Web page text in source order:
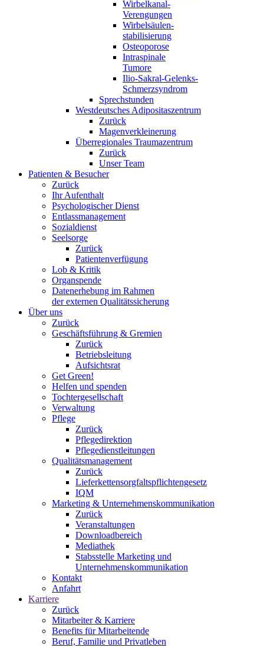
Wirbelkanal-
Verengungen
Wirbelsäulen-
stabilisierung
Osteoporose
Intraspinale
Tumore
Ilio-Sakral-Gelenks-
Schmerzsyndrom
Sprechstunden
Westdeutsches Adipositaszentrum
Zurück
Magenverkleinerung
Überregionales Traumazentrum
Zurück
Unser Team
Patienten & Besucher
Zurück
Ihr Aufenthalt
Psychologischer Dienst
Entlassmanagement
Sozialdienst
Seelsorge
Zurück
Patientenverfügung
Lob & Kritik
Organspende
Datenerhebung im Rahmen
der externen Qualitätssicherung
Über uns
Zurück
Geschäftsführung & Gremien
Zurück
Betriebsleitung
Aufsichtsrat
Get Green!
Helfen und spenden
Tochtergesellschaft
Verwaltung
Pflege
Zurück
Pflegedirektion
Pflegedienstleitungen
Qualitätsmanagement
Zurück
Lieferkettensorgfaltspflichtengesetz
IQM
Marketing & Unternehmenskommunikation
Zurück
Veranstaltungen
Downloadbereich
Mediathek
Stabsstelle Marketing und
Unternehmenskommunikation
Kontakt
Anfahrt
Karriere
Zurück
Mitarbeiter & Karriere
Benefits für Mitarbeitende
Beruf, Familie und Privatleben